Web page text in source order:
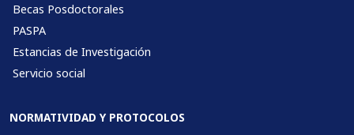
Becas Posdoctorales
PASPA
Estancias de Investigación
Servicio social
NORMATIVIDAD Y PROTOCOLOS